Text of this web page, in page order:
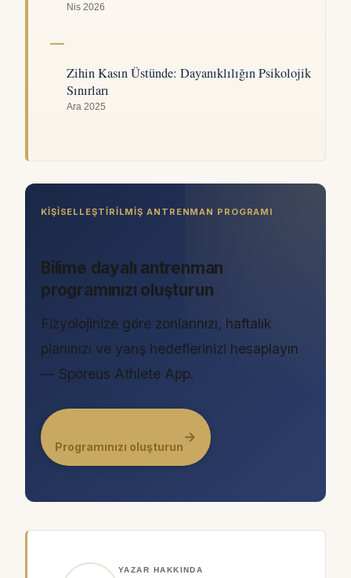
Nis 2026
Zihin Kasın Üstünde: Dayanıklılığın Psikolojik
Sınırları
Ara 2025
KIŞISELLEŞTIRILMIŞ ANTRENMAN PROGRAMI
Bilime dayalı antrenman
programınızı oluşturun
Fizyolojinize göre zonlarınızı, haftalık
planınızı ve yarış hedeflerinizi hesaplayın
— Sporeus Athlete App.
Programınızı oluşturun
→
YAZAR HAKKINDA